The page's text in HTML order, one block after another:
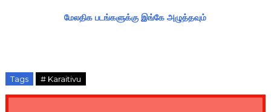
மேலதிக படங்களுக்கு இங்கே அழுத்தவும்
Tags # Karaitivu